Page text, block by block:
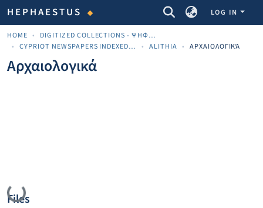
HEPHAESTUS COMMUNITIES & COLLECTIONS
LOG IN
HOME
DIGITIZED COLLECTIONS - ΨΗΦΙΟΠΟΙΗΜΈΝΕΣ ΣΥΛΛΟΓΈΣ
CYPRIOT NEWSPAPERS INDEXED MATERIAL
ALITHIA ΑΡΧΑΙΟΛΟΓΙΚΆ
Αρχαιολογικά
Loading...
Files